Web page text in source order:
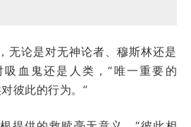
无论是对无神论者、穆斯林还是
血鬼还是人类，“唯一重要的
彼此的行为。”